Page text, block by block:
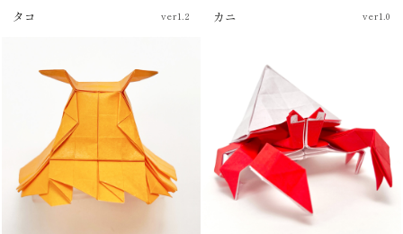
タコ
ver1.2
カニ ver1.0